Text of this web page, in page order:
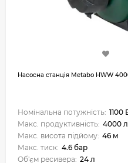
Насосна станція Metabo HWW
Номінальна потужність: 1100
Макс. продуктивність: 4000
Макс. висота підйому: 46 м
Макс. тиск: 4.6 бар
Об'єм ресивера: 24 л